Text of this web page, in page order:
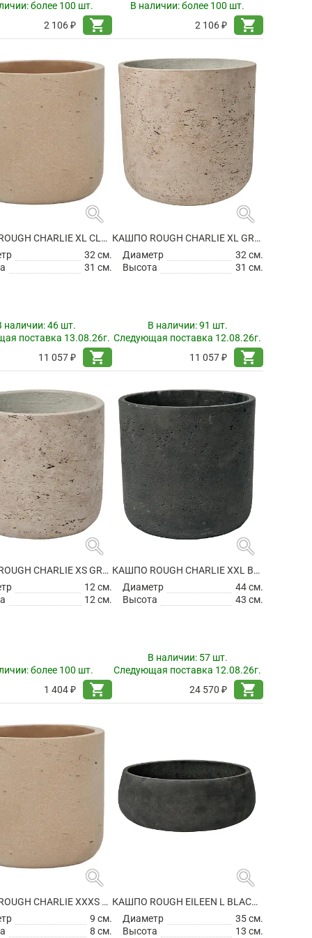
более 100 шт.
2 106 ₽
shopping_cart
В наличии:более 100 шт.
2 106 ₽
shopping_cart
search
КАШПО ROUGH CHARLIE XL CLAY WASHED
32 см.
31 см.
наличии:46 шт.
поставка 13.08.26г.
11 057 ₽
shopping_cart
search
КАШПО ROUGH CHARLIE XL GREY WASHED
Диаметр
32 см.
Высота
31 см.
В наличии:91 шт.
Следующая поставка 12.08.26г.
11 057 ₽
shopping_cart
search
КАШПО ROUGH CHARLIE XS GREY WASHED
12 см.
12 см.
более 100 шт.
1 404 ₽
shopping_cart
search
КАШПО ROUGH CHARLIE XXL BLACK WASHED
Диаметр
44 см.
Высота
43 см.
В наличии: 57 шт.
Следующая поставка 12.08.26г.
24 570 ₽
shopping_cart
search
КАШПО ROUGH CHARLIE XXXS CLAY WASHED
9 см.
8 см.
search
КАШПО ROUGH EILEEN L BLACK WASHED
Диаметр
35 см.
Высота
13 см.